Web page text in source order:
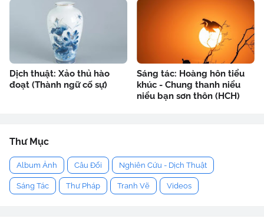
Dịch thuật: Xảo thủ hào
đoạt (Thành ngữ cố sự)
Sáng tác: Hoàng hôn tiểu
khúc - Chung thanh niểu
niểu bạn sơn thôn (HCH)
Thư Mục
Album Ảnh Câu Đối Nghiên Cứu - Dịch Thuật
Sáng Tác Thư Pháp Tranh Vẽ Videos